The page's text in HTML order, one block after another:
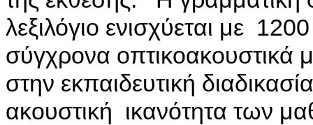
λεξιλόγιο ενισχύεται με
σύγχρονα οπτικοακουστικά
στην εκπαιδευτική
ακουστική ικανότητα των